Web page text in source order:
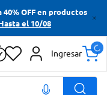
40% OFF en productos
el 10/08
Ingresar